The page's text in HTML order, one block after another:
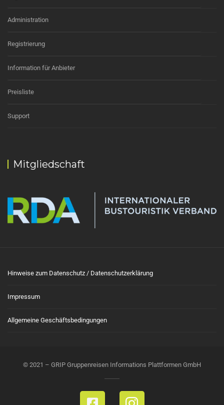
Administration
Registrierung
Information für Anbieter
Preisliste
Support
Mitgliedschaft
Hinweise zum Datenschutz / Datenschutzerklärung
Impressum
Allgemeine Geschäftsbedingungen
© 2021 – GRIP Gruppenreisen Informations Plattformen GmbH